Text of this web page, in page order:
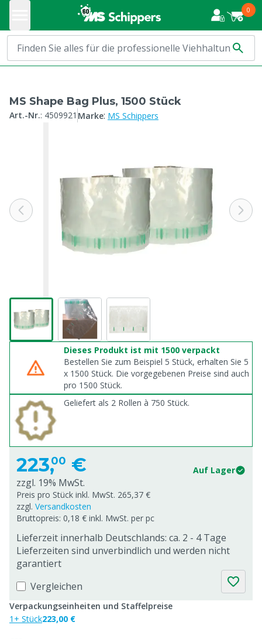
0
MS Shape Bag Plus, 1500 Stück
Art.-Nr.: 4509921 Marke: MS Schippers
Dieses Produkt ist mit 1500 verpackt
Bestellen Sie zum Beispiel 5 Stück, erhalten Sie 5
x 1500 Stück. Die vorgegebenen Preise sind auch
pro 1500 Stück.
Geliefert als 2 Rollen à 750 Stück.
223,00 € Auf Lager
zzgl. 19% MwSt.
Preis pro Stück inkl. MwSt. 265,37 €
zzgl. Versandkosten
Bruttopreis: 0,18 € inkl. MwSt. per pc
Lieferzeit innerhalb Deutschlands: ca. 2 - 4 Tage
Lieferzeiten sind unverbindlich und werden nicht
garantiert
Vergleichen
Verpackungseinheiten und Staffelpreise
1+ Stück223,00 €